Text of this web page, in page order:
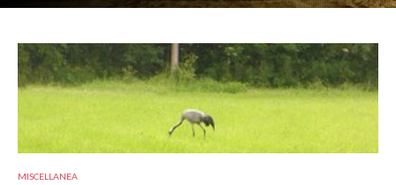
MISCELLANEA